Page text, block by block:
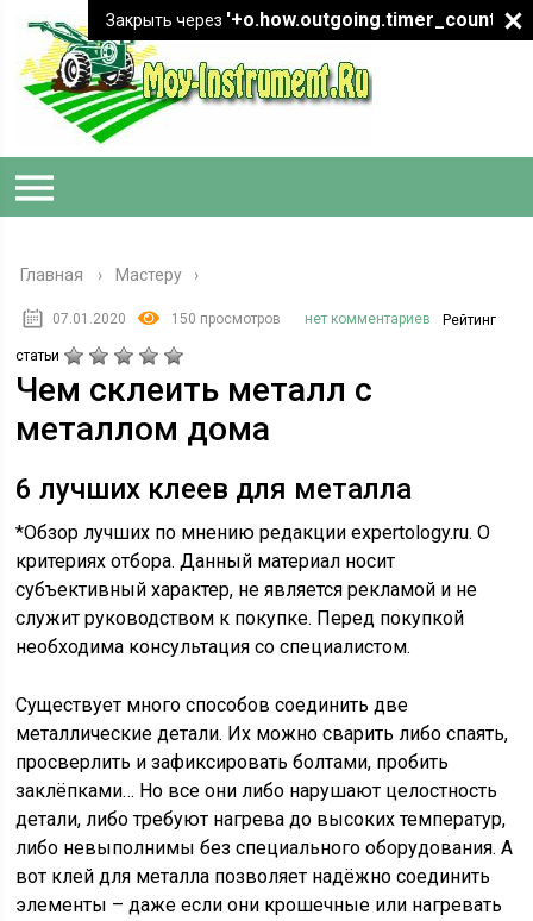
Главная › Мастеру
07.01.2020 150 просмотров нет комментариев Рейтинг
статьи
Чем склеить металл с
металлом дома
6 лучших клеев для металла
*Обзор лучших по мнению редакции expertology.ru. О
критериях отбора. Данный материал носит
субъективный характер, не является рекламой и не
служит руководством к покупке. Перед покупкой
необходима консультация со специалистом.
Существует много способов соединить две
металлические детали. Их можно сварить либо спаять,
просверлить и зафиксировать болтами, пробить
заклёпками… Но все они либо нарушают целостность
детали, либо требуют нагрева до высоких температур,
либо невыполнимы без специального оборудования. А
вот клей для металла позволяет надёжно соединить
элементы – даже если они крошечные или нагревать
Закрыть через '+o.how.outgoing.timer_count+"